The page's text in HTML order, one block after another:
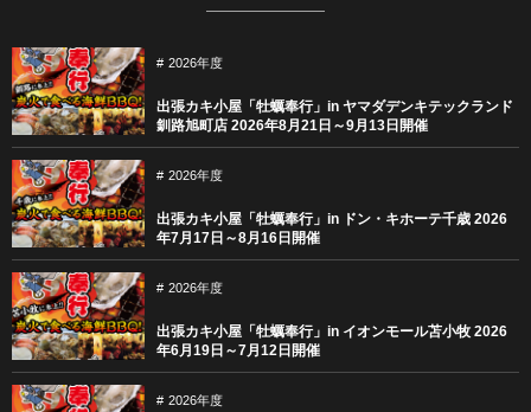
2026年度
出張カキ小屋「牡蠣奉行」in ヤマダデンキテックランド
釧路旭町店 2026年8月21日～9月13日開催
2026年度
出張カキ小屋「牡蠣奉行」in ドン・キホーテ千歳 2026
年7月17日～8月16日開催
2026年度
出張カキ小屋「牡蠣奉行」in イオンモール苫小牧 2026
年6月19日～7月12日開催
2026年度